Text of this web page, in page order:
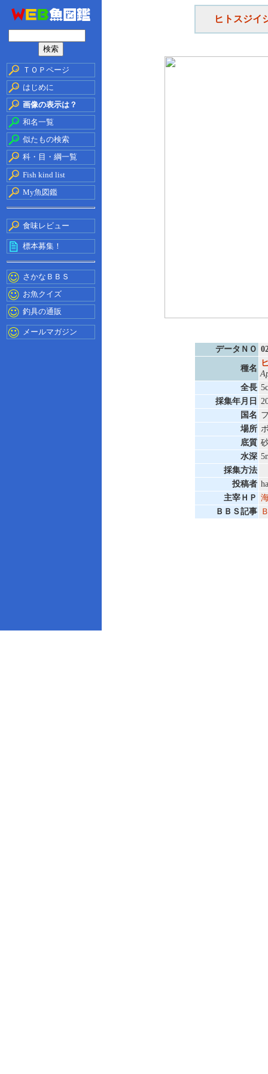
ＴＯＰページ
はじめに
画像の表示は？
和名一覧
似たもの検索
科・目・綱一覧
Fish kind list
My魚図鑑
食味レビュー
標本募集！
さかなＢＢＳ
お魚クイズ
釣具の通販
メールマガジン
ヒトスジイ
データＮＯ
種名
全長
採集年月日
国名
場所
底質
水深
採集方法
投稿者
主宰ＨＰ
ＢＢＳ記事